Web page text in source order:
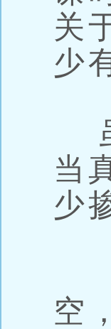
关
少
当
少
空